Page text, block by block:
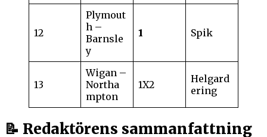
12
Plymout
h –
Barnsle
y
1 Spik
13
Wigan –
Northa
mpton
1X2
Helgard
ering
📝 Redaktörens sammanfattning